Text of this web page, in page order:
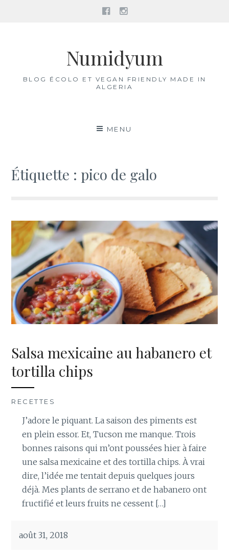
FacebookInstagram
Numidyum
BLOG ÉCOLO ET VEGAN FRIENDLY MADE IN
ALGERIA
MENU
Étiquette : pico de galo
Salsa mexicaine au habanero et
tortilla chips
RECETTES
J’adore le piquant. La saison des piments est
en plein essor. Et, Tucson me manque. Trois
bonnes raisons qui m’ont poussées hier à faire
une salsa mexicaine et des tortilla chips. À vrai
dire, l’idée me tentait depuis quelques jours
déjà. Mes plants de serrano et de habanero ont
fructifié et leurs fruits ne cessent […]
août 31, 2018